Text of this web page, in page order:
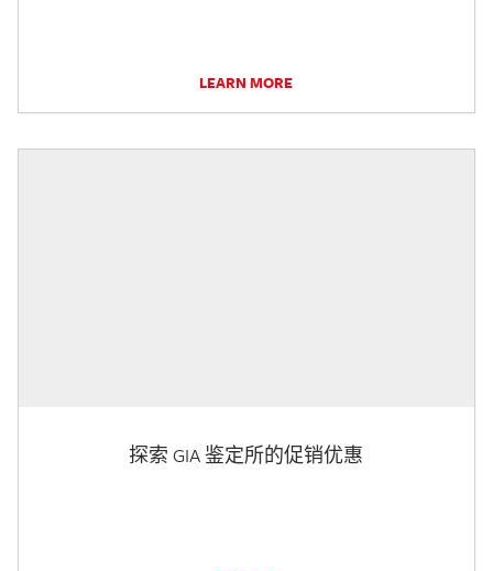
LEARN MORE
探索 GIA 鉴定所的促销优惠